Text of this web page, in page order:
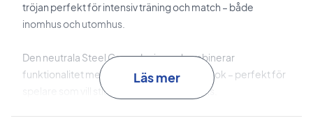
tröjan perfekt för intensiv träning och match – både
inomhus och utomhus.
Den neutrala Steel Grey-designen kombinerar
funktionalitet med en skarp och modern look – perfekt för
spelare som vill sticka ut med stil och fokus.
Läs mer